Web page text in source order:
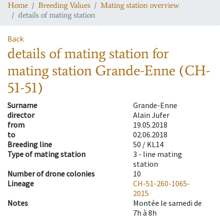
Home Breeding Values
Mating station overview
details of mating station
Back
details of mating stationfor
mating station Grande-Enne (CH-
51-51)
Surname
Grande-Enne
director
Alain Jufer
from
19.05.2018
to
02.06.2018
Breeding line
50 / KL14
Type of mating station
3 - line mating
station
Number of drone colonies
10
Lineage
CH-51-260-1065-
2015
Notes
Montée le samedi de
7h à 8h